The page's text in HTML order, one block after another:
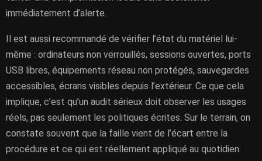
immédiatement d’alerte.
Il est aussi recommandé de vérifier l’état du matériel lui-
même : ordinateurs non verrouillés, sessions ouvertes, ports
USB libres, équipements réseau non protégés, sauvegardes
accessibles, écrans visibles depuis l’extérieur. Ce que cela
implique, c’est qu’un audit sérieux doit observer les usages
réels, pas seulement les politiques écrites. Sur le terrain, on
constate souvent que la faille vient de l’écart entre la
procédure et ce qui est réellement appliqué au quotidien.